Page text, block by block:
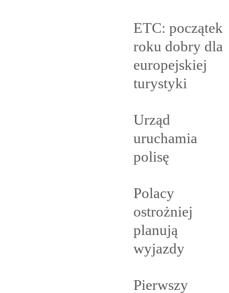
ETC: początek
roku dobry dla
europejskiej
turystyki
Urząd
uruchamia
polisę
Polacy
ostrożniej
planują
wyjazdy
Pierwszy